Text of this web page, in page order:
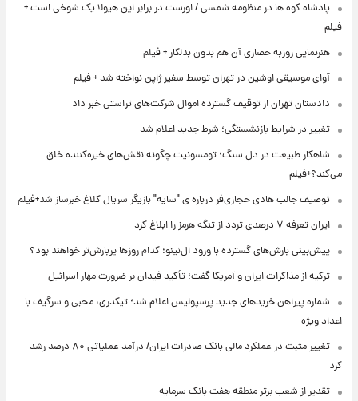
پادشاه کوه ها در منظومه شمسی / اورست در برابر این هیولا یک شوخی است +
فیلم
هنرنمایی روزبه حصاری آن هم بدون بدلکار + فیلم
آوای موسیقی اوشین در تهران توسط سفیر ژاپن نواخته شد + فیلم
دادستان تهران از توقیف گسترده اموال شرکت‌های تراستی خبر داد
تغییر در شرایط بازنشستگی؛ شرط جدید اعلام شد
شاهکار طبیعت در دل سنگ؛ تومسونیت چگونه نقش‌های خیره‌کننده خلق
می‌کند؟+فیلم
توصیف جالب هادی حجازی‌فر درباره ی "سایه" بازیگر سریال کلاغ خبرساز شد+فیلم
ایران تعرفه ۷ درصدی تردد از تنگه هرمز را ابلاغ کرد
پیش‌بینی بارش‌های گسترده با ورود ال‌نینو؛ کدام روزها پربارش‌تر خواهند بود؟
ترکیه از مذاکرات ایران و آمریکا گفت؛ تأکید فیدان بر ضرورت مهار اسرائیل
شماره پیراهن خریدهای جدید پرسپولیس اعلام شد؛ تیکدری، محبی و سرگیف با
اعداد ویژه
تغییر مثبت در عملکرد مالی بانک صادرات ایران/ درآمد عملیاتی ۸۰ درصد رشد
کرد
تقدیر از شعب برتر منطقه هفت بانک سرمایه